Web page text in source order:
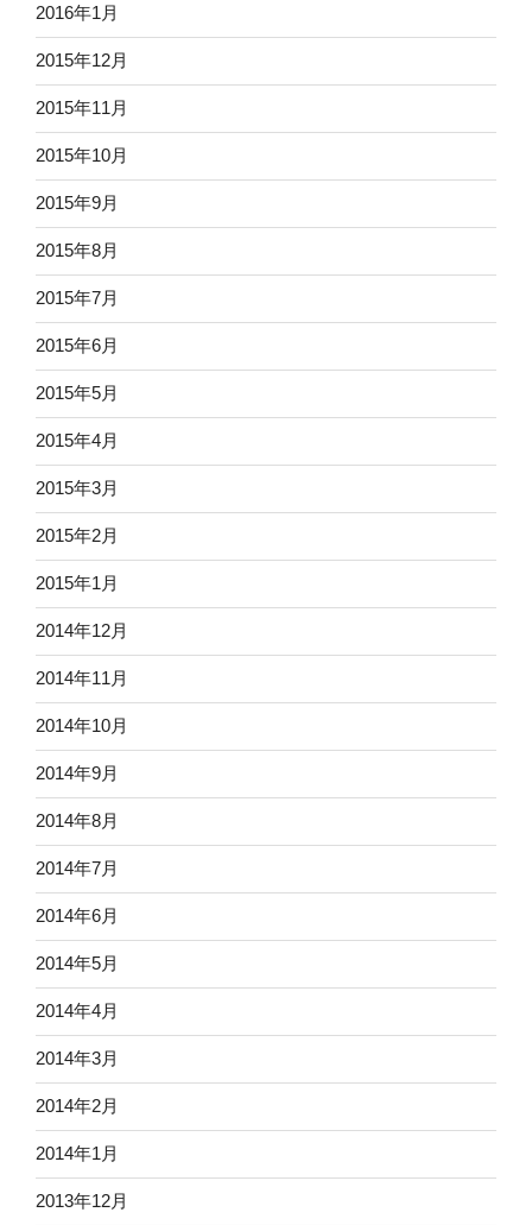
2016年1月
2015年12月
2015年11月
2015年10月
2015年9月
2015年8月
2015年7月
2015年6月
2015年5月
2015年4月
2015年3月
2015年2月
2015年1月
2014年12月
2014年11月
2014年10月
2014年9月
2014年8月
2014年7月
2014年6月
2014年5月
2014年4月
2014年3月
2014年2月
2014年1月
2013年12月